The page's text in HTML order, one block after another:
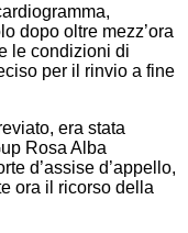
dopo oltre mezz’ora
le condizioni di
per il rinvio a fine
era stata
Rosa Alba
d’assise d’appello,
ora il ricorso della